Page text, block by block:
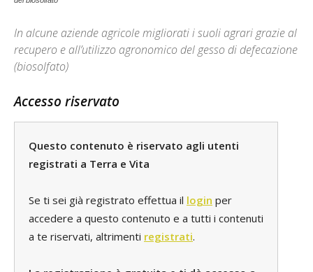
In alcune aziende agricole migliorati i suoli agrari grazie al
recupero e all’utilizzo agronomico del gesso di defecazione
(biosolfato)
Accesso riservato
Questo contenuto è riservato agli utenti
registrati a Terra e Vita
Se ti sei già registrato effettua il login per
accedere a questo contenuto e a tutti i contenuti
a te riservati, altrimenti registrati.